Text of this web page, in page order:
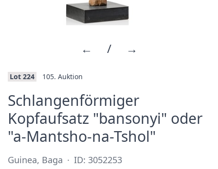
← / →
Lot 224 105. Auktion
Schlangenförmiger
Kopfaufsatz "bansonyi" oder
"a-Mantsho-na-Tshol"
Guinea, Baga · ID: 3052253